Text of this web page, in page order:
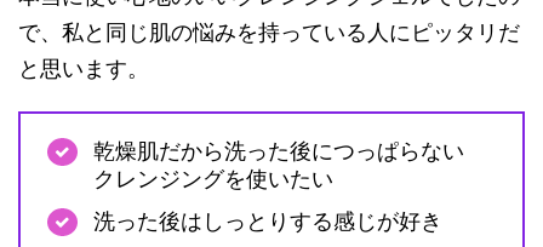
で、私と同じ肌の悩みを持っている人にピッタリだ
と思います。
乾燥肌だから洗った後につっぱらない
クレンジングを使いたい
洗った後はしっとりする感じが好き